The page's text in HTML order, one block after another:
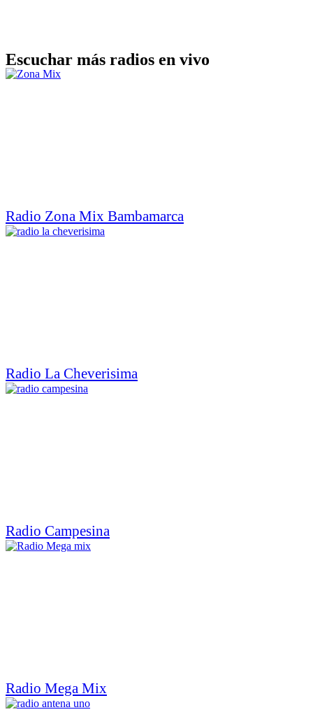
Escuchar más radios en vivo
Radio Zona Mix Bambamarca
Radio La Cheverisima
Radio Campesina
Radio Mega Mix